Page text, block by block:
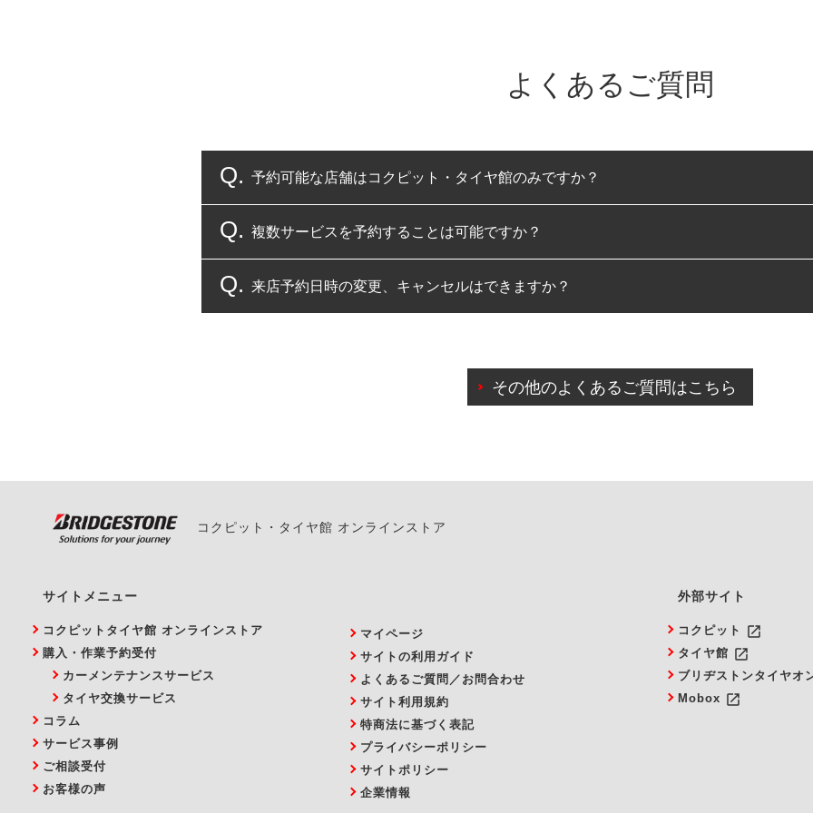
よくあるご質問
予約可能な店舗はコクピット・タイヤ館のみですか？
コクピット・タイヤ館のみとなります。
複数サービスを予約することは可能ですか？
複数サービスのご予約は可能です。
来店予約日時の変更、キャンセルはできますか？
また、やむを得ない事由によりご予約のキャンセルをご希望の際は、直接ご予約いた
その他のよくあるご質問はこちら
コクピット・タイヤ館 オンラインストア
サイトメニュー
コクピットタイヤ館 オンラインストア
購入・作業予約受付
カーメンテナンスサービス
タイヤ交換サービス
コラム
サービス事例
ご相談受付
お客様の声
マイページ
サイトの利用ガイド
よくあるご質問／お問合わせ
サイト利用規約
特商法に基づく表記
プライバシーポリシー
サイトポリシー
企業情報
外部サイト
コクピット launch
タイヤ館 launch
ブリヂストンタイヤオ
Mobox launch